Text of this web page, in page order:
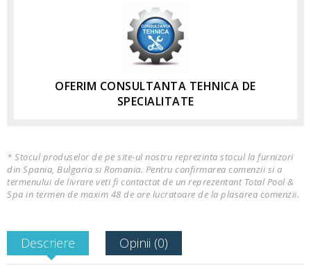
OFERIM CONSULTANTA TEHNICA DE
SPECIALITATE
* Stocul produselor de pe site-ul nostru reprezinta stocul la furnizori
din Spania, Bulgaria si Romania. Pentru confirmarea comenzii si a
termenului de livrare veti fi contactat de un reprezentant Total Pool &
Spa in termen de maxim 48 de ore lucratoare de la plasarea comenzii.
Descriere Opinii (0)